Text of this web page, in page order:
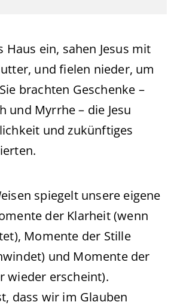
Haus ein, sahen Jesus mit
und fielen nieder, um
brachten Geschenke –
und Myrrhe – die Jesu
und zukünftiges
spiegelt unsere eigene
der Klarheit (wenn
Momente der Stille
und Momente der
wieder erscheint).
dass wir im Glauben